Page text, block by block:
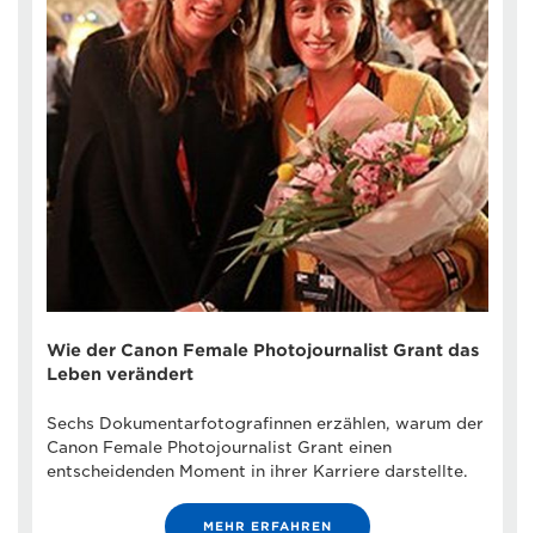
Wie der Canon Female Photojournalist Grant das
Leben verändert
Sechs Dokumentarfotografinnen erzählen, warum der
Canon Female Photojournalist Grant einen
entscheidenden Moment in ihrer Karriere darstellte.
MEHR ERFAHREN